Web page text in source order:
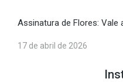
Assinatura de Flores: Vale
17 de abril de 2026